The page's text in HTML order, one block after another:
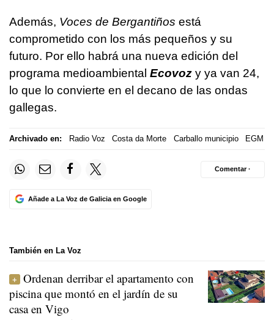
Además, Voces de Bergantiños está
comprometido con los más pequeños y su
futuro. Por ello habrá una nueva edición del
programa medioambiental Ecovoz y ya van 24,
lo que lo convierte en el decano de las ondas
gallegas.
Archivado en: Radio Voz Costa da Morte Carballo municipio EGM
Añade a La Voz de Galicia en Google
Comentar ·
También en La Voz
Ordenan derribar el apartamento con
piscina que montó en el jardín de su
casa en Vigo